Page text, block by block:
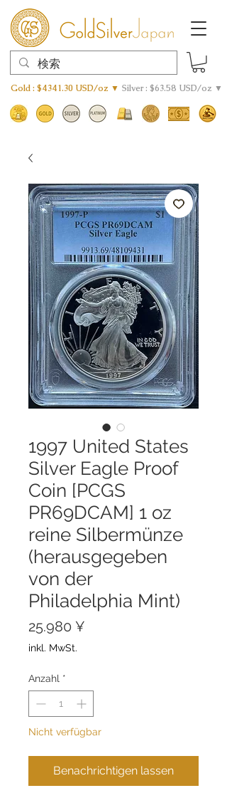
Gold : $4341.30 USD/oz ▼ Silver : $63.58 USD/oz ▼
1997 United States
Silver Eagle Proof
Coin [PCGS
PR69DCAM] 1 oz
reine Silbermünze
(herausgegeben
von der
Philadelphia Mint)
25.980 ¥
inkl. MwSt.
Anzahl *
Nicht verfügbar
Benachrichtigen lassen